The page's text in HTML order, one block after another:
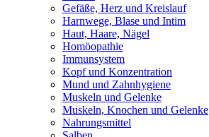
Gefäße, Herz und Kreislauf
Harnwege, Blase und Intim
Haut, Haare, Nägel
Homöopathie
Immunsystem
Kopf und Konzentration
Mund und Zahnhygiene
Muskeln und Gelenke
Muskeln, Knochen und Gelenke
Nahrungsmittel